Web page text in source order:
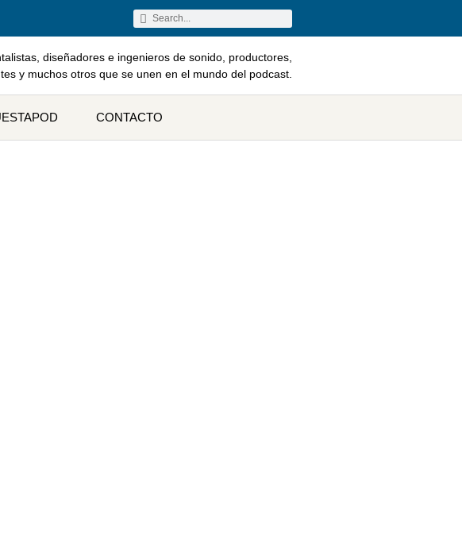
diseñadores e ingenieros de sonido, productores,
y muchos otros que se unen en el mundo del podcast.
CONTACTO